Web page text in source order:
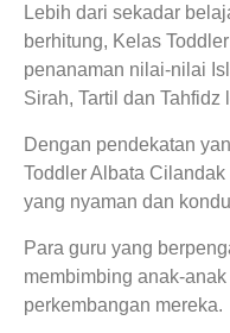
Lebih dari sekadar
berhitung, Kelas
penanaman nilai-nilai
Sirah, Tartil dan Tahfidz
Dengan pendekatan
Toddler Albata
yang nyaman dan
Para guru yang
membimbing anak-
perkembangan mereka.